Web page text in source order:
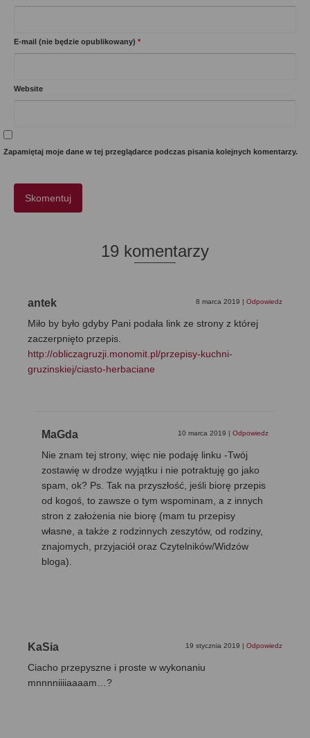
E-mail (nie będzie opublikowany) *
Website
Zapamiętaj moje dane w tej przeglądarce podczas pisania kolejnych komentarzy.
19 komentarzy
antek 8 marca 2019 | Odpowiedz
Miło by było gdyby Pani podała link ze strony z której
zaczerpnięto przepis.
http://obliczagruzji.monomit.pl/przepisy-kuchni-
gruzinskiej/ciasto-herbaciane
MaGda 10 marca 2019 | Odpowiedz
Nie znam tej strony, więc nie podaję linku -Twój
zostawię w drodze wyjątku i nie potraktuję go jako
spam, ok? Ps. Tak na przyszłość, jeśli biorę przepis
od kogoś, to zawsze o tym wspominam, a z innych
stron z założenia nie biorę (mam tu przepisy
własne, a także z rodzinnych zeszytów, od rodziny,
znajomych, przyjaciół oraz Czytelników/Widzów
bloga).
KaSia 19 stycznia 2019 | Odpowiedz
Ciacho przepyszne i proste w wykonaniu
mnnnniiiiaaaam…?